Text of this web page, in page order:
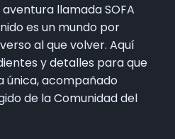
llamada SOFA
es un mundo por
al que volver. Aquí
y detalles para que
única, acompañado
de la Comunidad del